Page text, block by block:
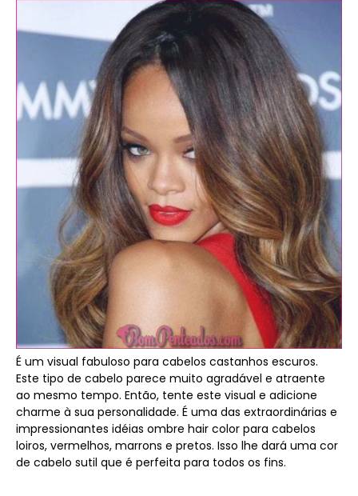
É um visual fabuloso para cabelos castanhos escuros.
Este tipo de cabelo parece muito agradável e atraente
ao mesmo tempo. Então, tente este visual e adicione
charme à sua personalidade. É uma das extraordinárias e
impressionantes idéias ombre hair color para cabelos
loiros, vermelhos, marrons e pretos. Isso lhe dará uma cor
de cabelo sutil que é perfeita para todos os fins.